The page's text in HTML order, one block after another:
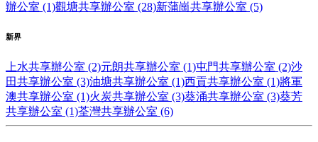
辦公室 (1)觀塘共享辦公室 (28)新蒲崗共享辦公室 (5)
新界
上水共享辦公室 (2)元朗共享辦公室 (1)屯門共享辦公室 (2)沙
田共享辦公室 (3)油塘共享辦公室 (1)西貢共享辦公室 (1)將軍
澳共享辦公室 (1)火炭共享辦公室 (3)葵涌共享辦公室 (3)葵芳
共享辦公室 (1)荃灣共享辦公室 (6)